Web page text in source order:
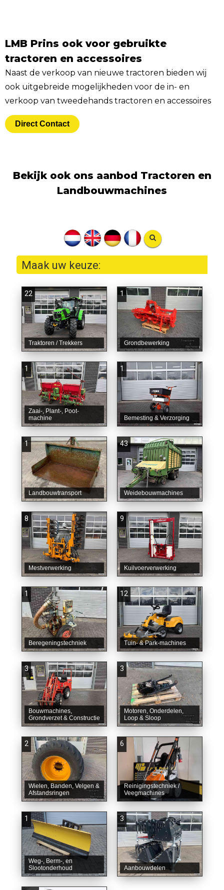
LMB Prins ook voor gebruikte
tractoren en accessoires
Naast de verkoop van nieuwe tractoren bieden wij
ook uitgebreide mogelijkheden voor de in- en
verkoop van tweedehands tractoren en accessoires
Direct Contact
Bekijk ook ons aanbod Tractoren en
Landbouwmachines